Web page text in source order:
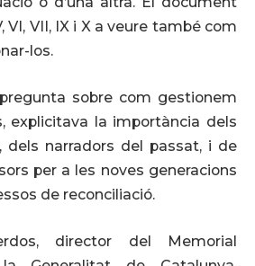
VI, VII, IX i X a veure també com
los.
sobre com gestionem
explicitava la importància dels
dels narradors del passat, i de
per a les noves generacions
de reconciliació.
director del Memorial